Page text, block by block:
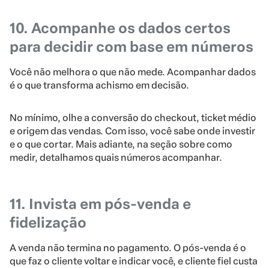
10. Acompanhe os dados certos
para decidir com base em números
Você não melhora o que não mede. Acompanhar dados
é o que transforma achismo em decisão.
No mínimo, olhe a conversão do checkout, ticket médio
e origem das vendas. Com isso, você sabe onde investir
e o que cortar. Mais adiante, na seção sobre como
medir, detalhamos quais números acompanhar.
11. Invista em pós-venda e
fidelização
A venda não termina no pagamento. O pós-venda é o
que faz o cliente voltar e indicar você, e cliente fiel custa